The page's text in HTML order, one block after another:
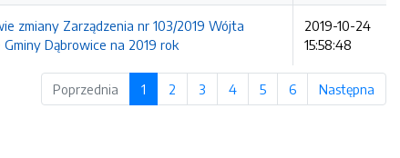
zmiany Zarządzenia nr 103/2019 Wójta
Dąbrowice na 2019 rok
2019-10-24
15:58:48
Poprzednia 1 2 3 4 5 6 Następna